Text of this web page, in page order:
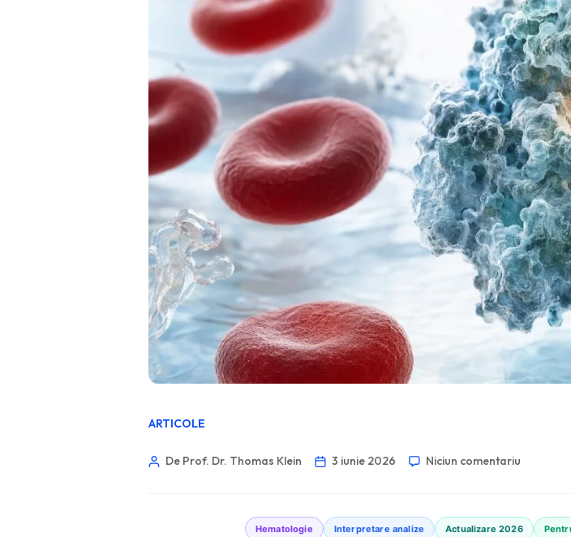
ARTICOLE
De Prof. Dr. Thomas Klein 3 iunie 2026 Niciun comentariu
Hematologie Interpretare analize Actualizare 2026